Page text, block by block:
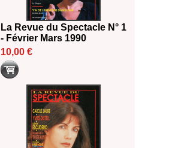
La Revue du Spectacle N° 1
- Février Mars 1990
10,00 €